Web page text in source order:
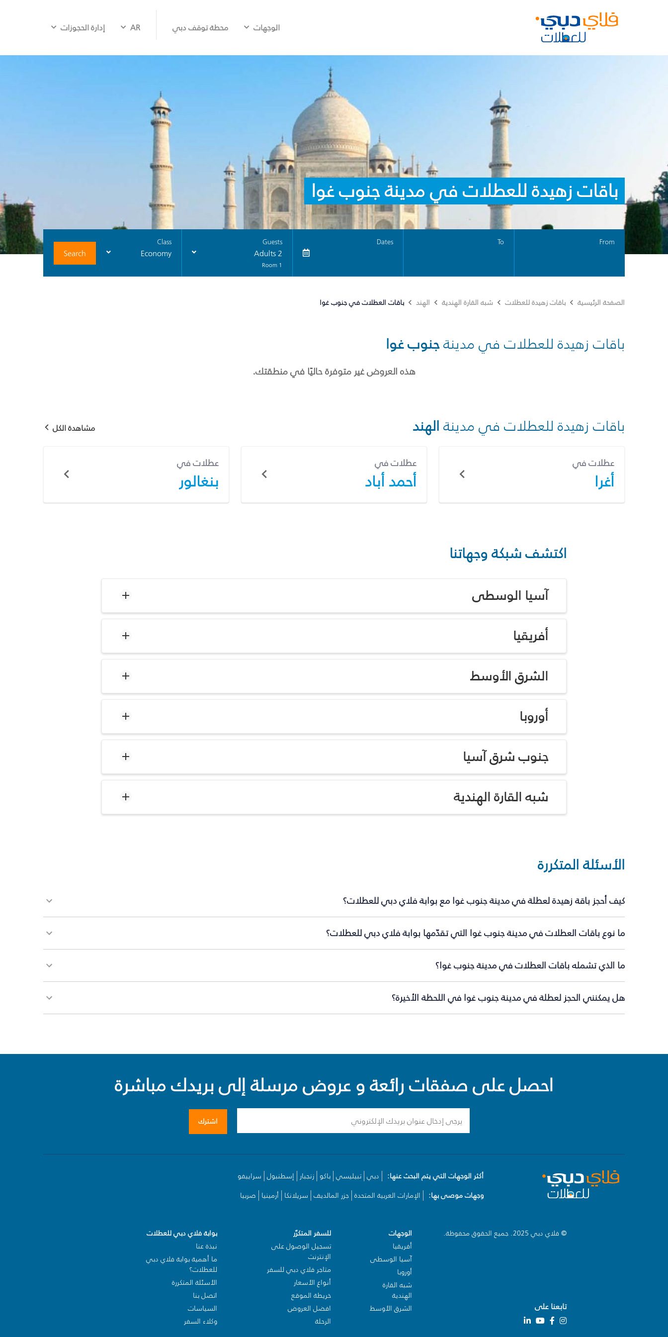
الوجهات محطة توقف دبي AR إدارة الحجوزات
باقات زهيدة للعطلات في مدينة جنوب غوا
From
To
Dates
Guests
2 Adults
1 Room
Class
Economy
Search
الصفحة الرئيسية باقات زهيدة للعطلات شبه القارة الهندية الهند باقات العطلات في جنوب غوا
باقات زهيدة للعطلات في مدينةجنوب غوا
هذه العروض غير متوفرة حاليًا في منطقتك.
باقات زهيدة للعطلات في مدينة الهند مشاهدة الكل
عطلات في
أغرا
عطلات في
أحمد أباد
عطلات في
بنغالور
اكتشف شبكة وجهاتنا
آسيا الوسطى
أفريقيا
الشرق الأوسط
أوروبا
جنوب شرق آسيا
شبه القارة الهندية
الأسئلة المتكررة
كيف أحجز باقة زهيدة لعطلة في مدينة جنوب غوا مع بوابة فلاي دبي للعطلات؟
ما نوع باقات العطلات في مدينة جنوب غوا التي تقدّمها بوابة فلاي دبي للعطلات؟
ما الذي تشمله باقات العطلات في مدينة جنوب غوا؟
هل يمكنني الحجز لعطلة في مدينة جنوب غوا في اللحظة الأخيرة؟
احصل على صفقات رائعة و عروض مرسلة إلى بريدك مباشرة
اشترك
أكثر الوجهات التي يتم البحث عنها: دبي تبيليسي باكو زنجبار إسطنبول سراييفو
وجهات موصى بها:
الإمارات العربية المتحدة جزر المالديف سريلانكا أرمينيا صربيا
© فلاي دبي 2025. جميع الحقوق محفوظة.
تابعنا على
الوجهات
أفريقيا
آسيا الوسطى
أوروبا
شبه القارة
الهندية
الشرق الأوسط
للسفر المتكرّر
تسجيل الوصول على
الإنترنت
متاجر فلاي دبي للسفر
أنواع الأسعار
خريطة الموقع
افضل العروض
الرحلة
بوابة فلاي دبي للعطلات
نبذة عنا
ما أهمية بوابة فلاي دبي
للعطلات؟
الأسئلة المتكررة
اتصل بنا
السياسات
وكلاء السفر